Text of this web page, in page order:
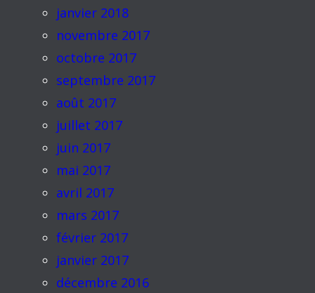
janvier 2018
novembre 2017
octobre 2017
septembre 2017
août 2017
juillet 2017
juin 2017
mai 2017
avril 2017
mars 2017
février 2017
janvier 2017
décembre 2016